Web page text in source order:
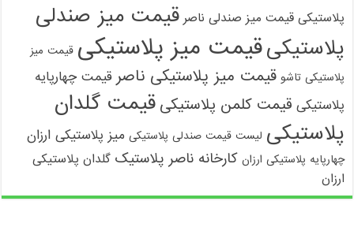
پلاستیکی قیمت میز صندلی ناصر قیمت میز صندلی
پلاستیکیقیمت میز پلاستیکی قیمت میز
پلاستیکی تاشو قیمت میز پلاستیکی ناصر قیمت چهارپایه
پلاستیکی قیمت کلمن پلاستیکی قیمت گلدان
پلاستیکی لیست قیمت صندلی پلاستیکی میز پلاستیکی ارزان
چهارپایه پلاستیکی ارزان کارخانه ناصر پلاستیک گلدان پلاستیکی
ارزان